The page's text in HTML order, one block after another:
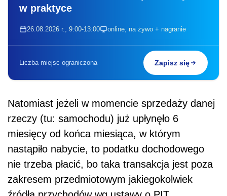
w praktyce
26.08.2026 r., 9:00-13:00 online, na żywo + nagranie
Liczba miejsc ograniczona Zapisz się
Natomiast jeżeli w momencie sprzedaży danej
rzeczy (tu: samochodu) już upłynęło 6
miesięcy od końca miesiąca, w którym
nastąpiło nabycie, to podatku dochodowego
nie trzeba płacić, bo taka transakcja jest poza
zakresem przedmiotowym jakiegokolwiek